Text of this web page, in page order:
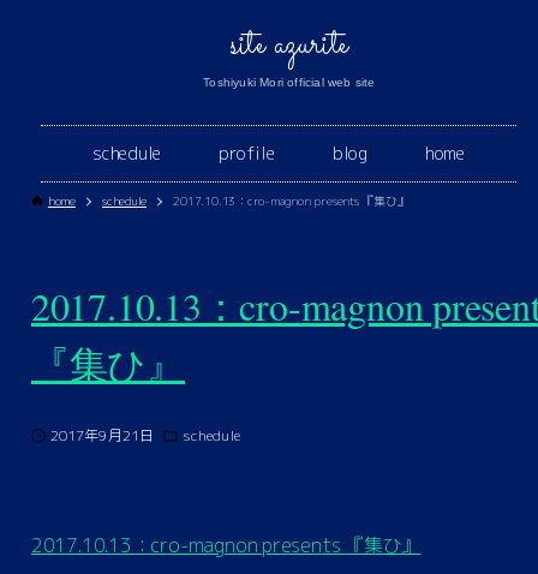
site azurite
Toshiyuki Mori official web site
schedule profile blog home
home schedule 2017.10.13：cro-magnon presents 『集ひ』
2017.10.13：cro-magnon
『集ひ』
2017年9月21日 schedule
2017.10.13：cro-magnon presents 『集ひ』